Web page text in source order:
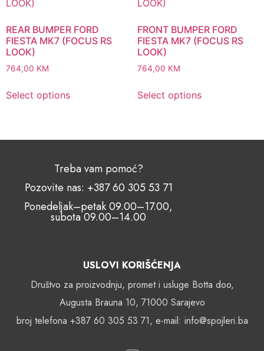
REAR BUMPER FORD
FIESTA MK7 (FOCUS RS
LOOK)
764,00 KM
Select options
FRONT BUMPER FORD
FIESTA MK7 (FOCUS RS
LOOK)
764,00 KM
Select options
USLOVI KORIŠĆENJA
Društvo za proizvodnju, promet i usluge Botta doo,
Augusta Brauna 10, 71000 Sarajevo
broj telefona +387 60 305 53 71, e-mail: info@spojleri.ba
Treba vam pomoć?
Pozovite nas: +387 60 305 53 71
Ponedeljak–petak 09.00–17.00,
subota 09.00–14.00